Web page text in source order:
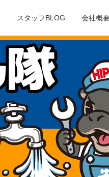
スタッフBLOG 会社概